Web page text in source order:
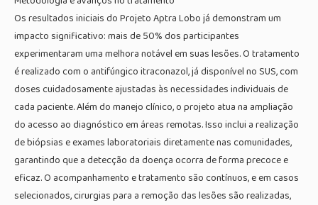
Os resultados iniciais do Projeto Aptra Lobo já demonstram um
impacto significativo: mais de 50% dos participantes
experimentaram uma melhora notável em suas lesões. O tratamento
é realizado com o antifúngico itraconazol, já disponível no SUS, com
doses cuidadosamente ajustadas às necessidades individuais de
cada paciente. Além do manejo clínico, o projeto atua na ampliação
do acesso ao diagnóstico em áreas remotas. Isso inclui a realização
de biópsias e exames laboratoriais diretamente nas comunidades,
garantindo que a detecção da doença ocorra de forma precoce e
eficaz. O acompanhamento e tratamento são contínuos, e em casos
selecionados, cirurgias para a remoção das lesões são realizadas,